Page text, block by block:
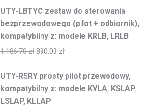
UTY-LBTYC zestaw do sterowania
bezprzewodowego (pilot + odbiornik),
kompatybilny z: modele KRLB, LRLB
1,186.70zł 890.03 zł
UTY-RSRY prosty pilot przewodowy,
kompatybilny z: modele KVLA, KSLAP,
LSLAP, KLLAP